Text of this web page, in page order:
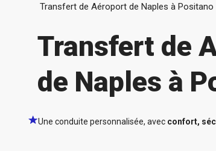
Transfert de Aéroport de Naples à Positano
Transfert de
de Naples à
Une conduite personnalisée, avec confort,